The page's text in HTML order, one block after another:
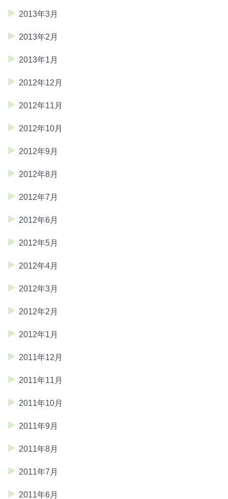
2013年3月
2013年2月
2013年1月
2012年12月
2012年11月
2012年10月
2012年9月
2012年8月
2012年7月
2012年6月
2012年5月
2012年4月
2012年3月
2012年2月
2012年1月
2011年12月
2011年11月
2011年10月
2011年9月
2011年8月
2011年7月
2011年6月